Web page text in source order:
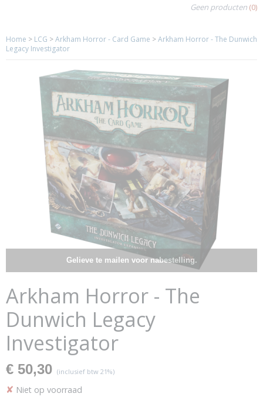
Geen producten (0)
Home > LCG >Arkham Horror - Card Game >Arkham Horror - The Dunwich
Legacy Investigator
Gelieve te mailen voor nabestelling.
Arkham Horror - The
Dunwich Legacy
Investigator
€ 50,30 (inclusief btw 21%)
✘ Niet op voorraad